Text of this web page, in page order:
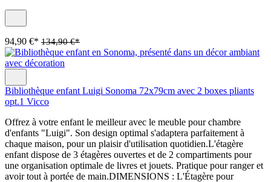
94,90 €* 134,90 €*
Bibliothèque enfant Luigi Sonoma 72x79cm avec 2 boxes pliants
opt.1 Vicco
Offrez à votre enfant le meilleur avec le meuble pour chambre
d'enfants "Luigi". Son design optimal s'adaptera parfaitement à
chaque maison, pour un plaisir d'utilisation quotidien.L'étagère
enfant dispose de 3 étagères ouvertes et de 2 compartiments pour
une organisation optimale de livres et jouets. Pratique pour ranger et
avoir tout à portée de main.DIMENSIONS : L'Étagère pour